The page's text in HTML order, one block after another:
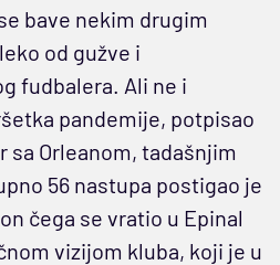
bave nekim drugim
od gužve i
fudbalera. Ali ne i
pandemije, potpisao
Orleanom, tadašnjim
56 nastupa postigao je
čega se vratio u Epinal
vizijom kluba, koji je u